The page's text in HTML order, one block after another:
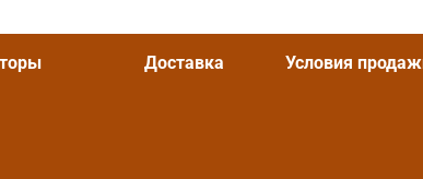
Доставка Условия